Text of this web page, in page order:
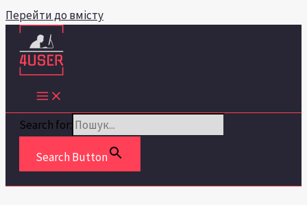
Перейти до вмісту
Search for:
Search Button